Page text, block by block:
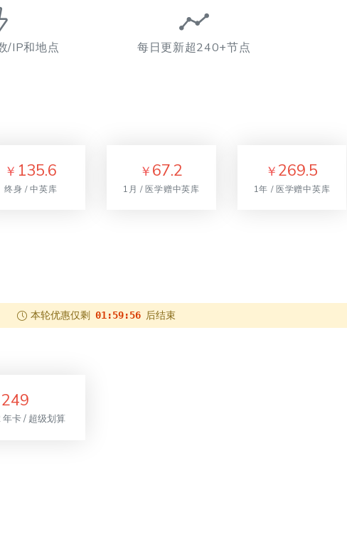
/IP和地点 每日更新超240+节点
￥ 135.6
终身 / 中英库
￥ 67.2
1月 / 医学赠中英库
￥ 269.5
1年 / 医学赠中英库
本轮优惠仅剩 01:59:55 后结束
249
卡 / 超级划算